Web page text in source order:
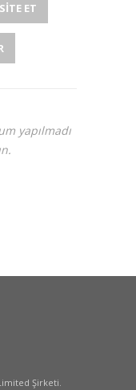
ET
yapılmadı
Şirketi.